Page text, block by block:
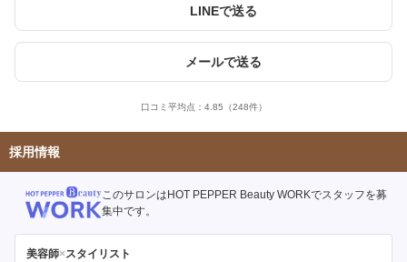
LINEで送る
メールで送る
口コミ平均点： 4.85 （248件）
採用情報
このサロンはHOT PEPPER Beauty WORKでスタッフを募
集中です。
美容師×スタイリスト